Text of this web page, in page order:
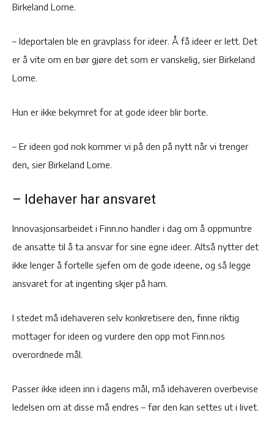
Birkeland Lome.
– Ideportalen ble en gravplass for ideer. Å få ideer er lett. Det
er å vite om en bør gjøre det som er vanskelig, sier Birkeland
Lome.
Hun er ikke bekymret for at gode ideer blir borte.
– Er ideen god nok kommer vi på den på nytt når vi trenger
den, sier Birkeland Lome.
– Idehaver har ansvaret
Innovasjonsarbeidet i Finn.no handler i dag om å oppmuntre
de ansatte til å ta ansvar for sine egne ideer. Altså nytter det
ikke lenger å fortelle sjefen om de gode ideene, og så legge
ansvaret for at ingenting skjer på ham.
I stedet må idehaveren selv konkretisere den, finne riktig
mottager for ideen og vurdere den opp mot Finn.nos
overordnede mål.
Passer ikke ideen inn i dagens mål, må idehaveren overbevise
ledelsen om at disse må endres – før den kan settes ut i livet.